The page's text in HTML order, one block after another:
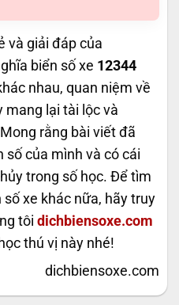
và giải đáp của
biển số xe 12344
nhau, quan niệm về
mang lại tài lộc và
rằng bài viết đã
số của mình và có cái
trong số học. Để tìm
xe khác nữa, hãy truy
tôi dichbiensoxe.com
thú vị này nhé!
dichbiensoxe.com